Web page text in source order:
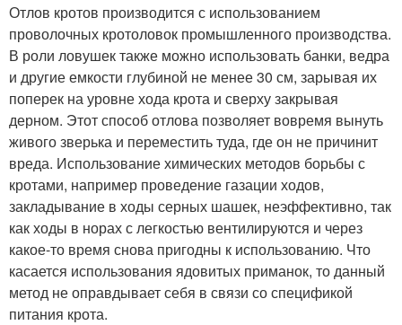
Отлов кротов производится с использованием
проволочных кротоловок промышленного производства.
В роли ловушек также можно использовать банки, ведра
и другие емкости глубиной не менее 30 см, зарывая их
поперек на уровне хода крота и сверху закрывая
дерном. Этот способ отлова позволяет вовремя вынуть
живого зверька и переместить туда, где он не причинит
вреда. Использование химических методов борьбы с
кротами, например проведение газации ходов,
закладывание в ходы серных шашек, неэффективно, так
как ходы в норах с легкостью вентилируются и через
какое-то время снова пригодны к использованию. Что
касается использования ядовитых приманок, то данный
метод не оправдывает себя в связи со спецификой
питания крота.